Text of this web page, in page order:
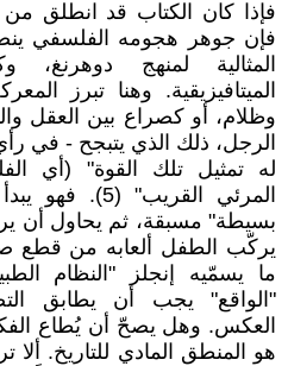
فإذا كان الكتاب قد انطلق
فإن جوهر هجومه الفلسفي
المثالية لمنهج
الميتافيزيقية. وهنا تبرز
وظلام، أو كصراع بين العقل
الرجل، ذلك الذي يتبجح - في
له تمثيل تلك القوة" (أي
المرئي
بسيطة" مسبقة، ثم يحاول أن
يركّب الطفل ألعابه من قطع
ما يسمّيه إنجلز "النظام
"الواقع" يجب أن يطابق
العكس. وهل يصحّ أن يُطاع
هو المنطق المادي للتاريخ.